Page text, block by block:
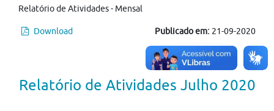
Relatório de Atividades - Mensal
Download Publicado em: 21-09-2020
Relatório de Atividades Julho 2020